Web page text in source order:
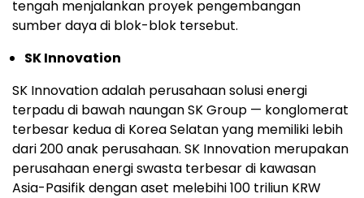
tengah menjalankan proyek pengembangan
sumber daya di blok-blok tersebut.
SK Innovation
SK Innovation adalah perusahaan solusi energi
terpadu di bawah naungan SK Group — konglomerat
terbesar kedua di Korea Selatan yang memiliki lebih
dari 200 anak perusahaan. SK Innovation merupakan
perusahaan energi swasta terbesar di kawasan
Asia-Pasifikdengan aset melebihi 100 triliun KRW